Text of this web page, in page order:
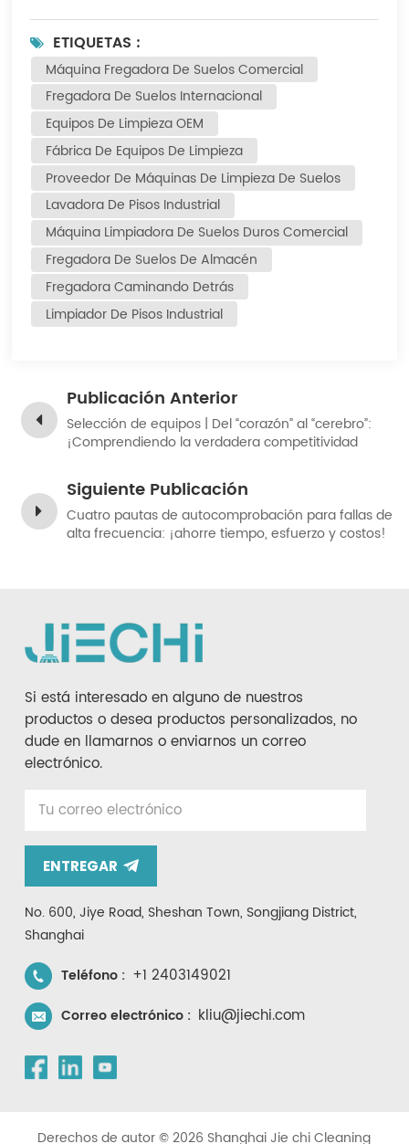
ETIQUETAS :
Máquina Fregadora De Suelos Comercial
Fregadora De Suelos Internacional
Equipos De Limpieza OEM
Fábrica De Equipos De Limpieza
Proveedor De Máquinas De Limpieza De Suelos
Lavadora De Pisos Industrial
Máquina Limpiadora De Suelos Duros Comercial
Fregadora De Suelos De Almacén
Fregadora Caminando Detrás
Limpiador De Pisos Industrial
Publicación Anterior
Selección de equipos | Del “corazón” al “cerebro”:
¡Comprendiendo la verdadera competitividad
Siguiente Publicación
Cuatro pautas de autocomprobación para fallas de
alta frecuencia: ¡ahorre tiempo, esfuerzo y costos!
Si está interesado en alguno de nuestros
productos o desea productos personalizados, no
dude en llamarnos o enviarnos un correo
electrónico.
ENTREGAR
No. 600, Jiye Road, Sheshan Town, Songjiang District,
Shanghai
Teléfono : +1 2403149021
Correo electrónico : kliu@jiechi.com
Derechos de autor © 2026 Shanghai Jie chi Cleaning